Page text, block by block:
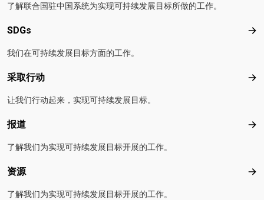
了解联合国驻中国系统为实现可持续发展目标所做的工作。
SDGs
我们在可持续发展目标方面的工作。
采取行动 采
让我们行动起来，实现可持续发展目标。
报道 报
了解我们为实现可持续发展目标开展的工作。
资源 资
了解我们为实现可持续发展目标开展的工作。